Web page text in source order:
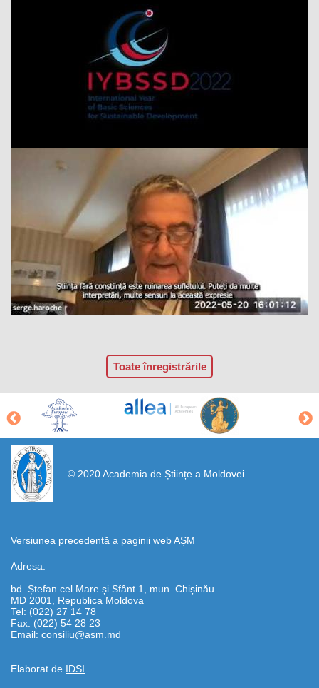
Toate înregistrările
© 2020 Academia de Științe a Moldovei
Versiunea precedentă a paginii web AȘM
Adresa:
bd. Ștefan cel Mare și Sfânt 1, mun. Chișinău
MD 2001, Republica Moldova
Tel: (022) 27 14 78
Fax: (022) 54 28 23
Email: consiliu@asm.md
Elaborat de IDSI
https://propletenie.ru/